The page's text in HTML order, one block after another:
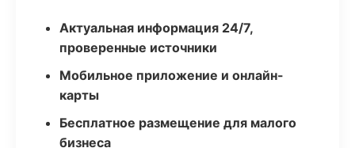
Актуальная информация 24/7,
проверенные источники
Мобильное приложение и онлайн-
карты
Бесплатное размещение для малого
бизнеса